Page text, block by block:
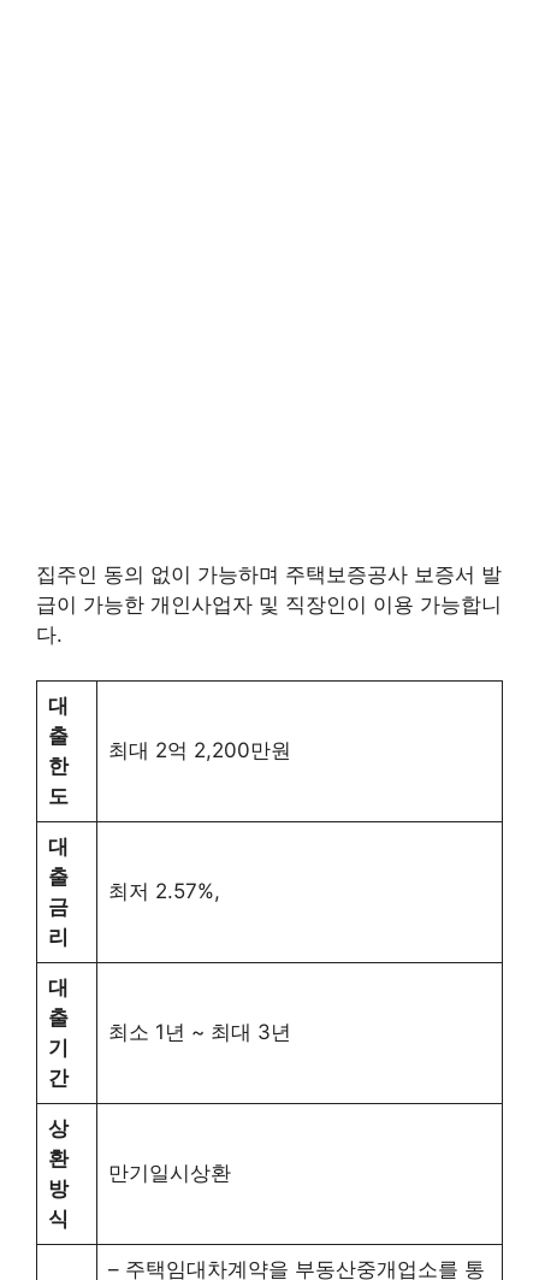
집주인 동의 없이 가능하며 주택보증공사 보증서 발
급이 가능한 개인사업자 및 직장인이 이용 가능합니
다.
대
출
한
도
최대 2억 2,200만원
대
출
금
리
최저 2.57%,
대
출
기
간
최소 1년 ~ 최대 3년
상
환
방
식
만기일시상환
– 주택임대차계약을 부동산중개업소를 통